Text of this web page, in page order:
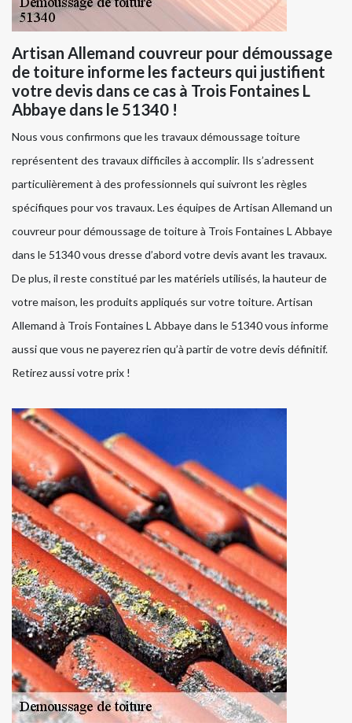
Artisan Allemand couvreur pour démoussage
de toiture informe les facteurs qui justifient
votre devis dans ce cas à Trois Fontaines L
Abbaye dans le 51340 !
Nous vous confirmons que les travaux démoussage toiture
représentent des travaux difficiles à accomplir. Ils s’adressent
particulièrement à des professionnels qui suivront les règles
spécifiques pour vos travaux. Les équipes de Artisan Allemand un
couvreur pour démoussage de toiture à Trois Fontaines L Abbaye
dans le 51340 vous dresse d’abord votre devis avant les travaux.
De plus, il reste constitué par les matériels utilisés, la hauteur de
votre maison, les produits appliqués sur votre toiture. Artisan
Allemand à Trois Fontaines L Abbaye dans le 51340 vous informe
aussi que vous ne payerez rien qu’à partir de votre devis définitif.
Retirez aussi votre prix !